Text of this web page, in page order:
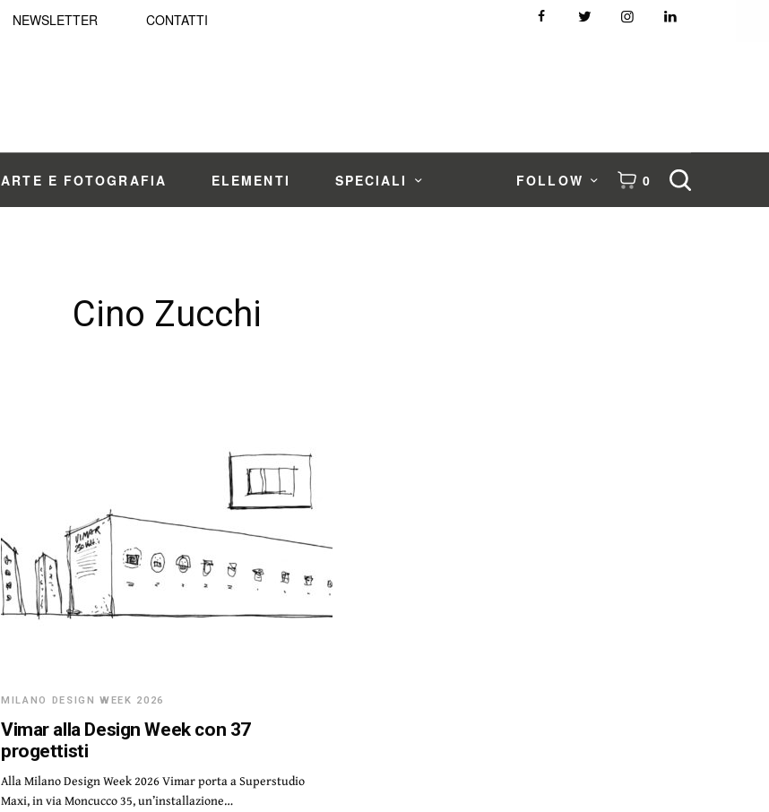
NEWSLETTER CONTATTI
ARTE E FOTOGRAFIA ELEMENTI SPECIALI FOLLOW 0
Cino Zucchi
MILANO DESIGN WEEK 2026
Vimar alla Design Week con 37
progettisti
Alla Milano Design Week 2026 Vimar porta a Superstudio
Maxi, in via Moncucco 35, un’installazione…